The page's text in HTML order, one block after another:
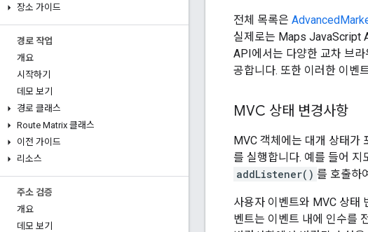
장소 가이드
경로 작업
개요
시작하기
데모 보기
경로 클래스
Route Matrix 클래스
이전 가이드
리소스
주소 검증
개요
데모 보기
전체 목록은
실제로는 Maps JavaScript
API에서는 다양한 교차 브
공합니다. 또한 이러한 이벤
MVC 상태 변경사항
MVC 객체에는 대개 상태가
를 실행합니다. 예를 들어
addListener() 를 호출하
사용자 이벤트와 MVC 상태
벤트는 이벤트 내에 인수를